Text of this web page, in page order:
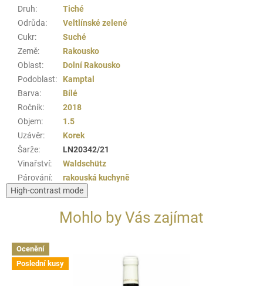
Druh:
Tiché
Odrůda:
Veltlínské zelené
Cukr:
Suché
Země:
Rakousko
Oblast:
Dolní Rakousko
Podoblast:
Kamptal
Barva:
Bílé
Ročník:
2018
Objem:
1.5
Uzávěr:
Korek
Šarže:
LN20342/21
Vinařství:
Waldschütz
Párování:
rakouská kuchyně
High-contrast mode
Mohlo by Vás zajímat
Ocenění
Poslední kusy